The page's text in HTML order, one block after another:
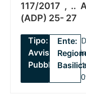
117/2017 , ..
(ADP) 25- 27
Tipo:
Avviso
Pubblico
Ente: